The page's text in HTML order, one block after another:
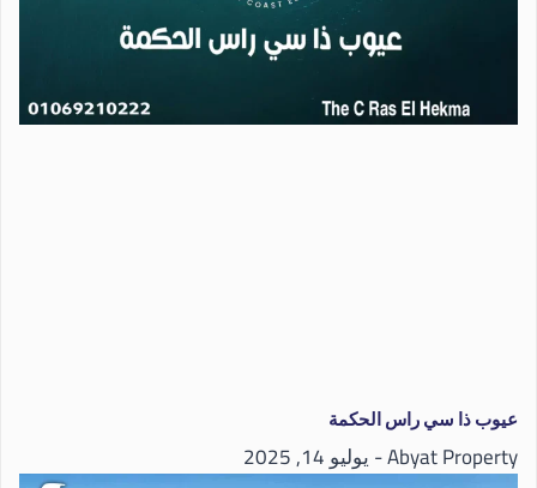
عيوب ذا سي راس الحكمة
Abyat Property يوليو 14, 2025